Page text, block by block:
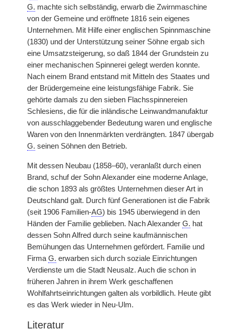
G. machte sich selbständig, erwarb die Zwirnmaschine
von der Gemeine und eröffnete 1816 sein eigenes
Unternehmen. Mit Hilfe einer englischen Spinnmaschine
(1830) und der Unterstützung seiner Söhne ergab sich
eine Umsatzsteigerung, so daß 1844 der Grundstein zu
einer mechanischen Spinnerei gelegt werden konnte.
Nach einem Brand entstand mit Mitteln des Staates und
der Brüdergemeine eine leistungsfähige Fabrik. Sie
gehörte damals zu den sieben Flachsspinnereien
Schlesiens, die für die inländische Leinwandmanufaktur
von ausschlaggebender Bedeutung waren und englische
Waren von den Innenmärkten verdrängten. 1847 übergab
G. seinen Söhnen den Betrieb.
Mit dessen Neubau (1858–60), veranlaßt durch einen
Brand, schuf der Sohn Alexander eine moderne Anlage,
die schon 1893 als größtes Unternehmen dieser Art in
Deutschland galt. Durch fünf Generationen ist die Fabrik
(seit 1906 Familien-AG) bis 1945 überwiegend in den
Händen der Familie geblieben. Nach Alexander G. hat
dessen Sohn Alfred durch seine kaufmännischen
Bemühungen das Unternehmen gefördert. Familie und
Firma G. erwarben sich durch soziale Einrichtungen
Verdienste um die Stadt Neusalz. Auch die schon in
früheren Jahren in ihrem Werk geschaffenen
Wohlfahrtseinrichtungen galten als vorbildlich. Heute gibt
es das Werk wieder in Neu-Ulm.
Literatur